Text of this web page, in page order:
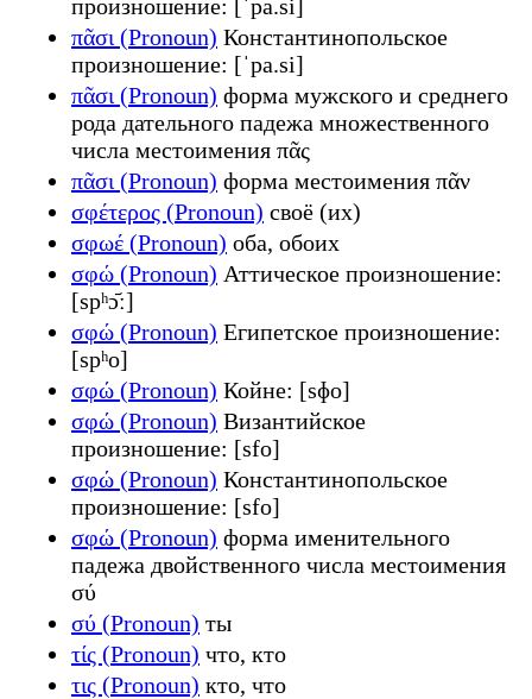
произношение: [ˈpa.si]
πᾶσι (Pronoun) Константинопольское
произношение: [ˈpa.si]
πᾶσι (Pronoun) форма мужского и среднего
рода дательного падежа множественного
числа местоимения πᾶς
πᾶσι (Pronoun) форма местоимения πᾶν
σφέτερος (Pronoun) своё (их)
σφωέ (Pronoun) оба, обоих
σφώ (Pronoun) Аттическое произношение:
[spʰɔ᷄ː]
σφώ (Pronoun) Египетское произношение:
[spʰo]
σφώ (Pronoun) Койне: [sɸo]
σφώ (Pronoun) Византийское
произношение: [sfo]
σφώ (Pronoun) Константинопольское
произношение: [sfo]
σφώ (Pronoun) форма именительного
падежа двойственного числа местоимения
σύ
σύ (Pronoun) ты
τίς (Pronoun) что, кто
τις (Pronoun) кто, что